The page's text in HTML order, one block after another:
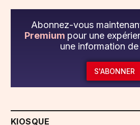
Abonnez-vous
Premium pour une
une information
S'ABONNER
KIOSQUE